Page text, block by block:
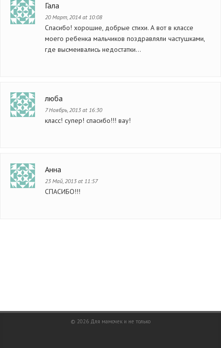
Гала
20 Март, 2014 at 10:08
Спасибо! хорошие, добрые стихи. А вот в классе
моего ребенка мальчиков поздравляли частушками,
где высмеивались недостатки…
люба
7 Ноябрь, 2013 at 16:30
класс! супер! спасибо!!! вау!
Анна
23 Май, 2013 at 11:57
СПАСИБО!!!
© 2026 Для мамочек и не только